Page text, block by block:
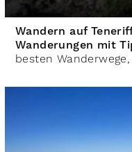
Wandern auf
Wanderungen mit
besten